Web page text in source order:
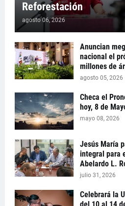
Reforestación
agosto 06, 2026
Anuncian
nacional el
millones de
agosto 05, 2026
Checa el
hoy, 8 de
mayo 08, 2026
Jesús María
integral para
Abelardo L.
julio 31, 2026
Celebrará la